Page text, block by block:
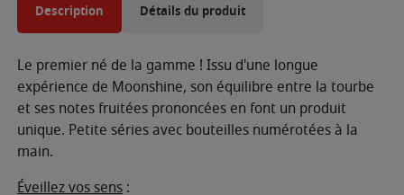
Description Détails du produit
Le premier né de la gamme ! Issu d'une longue
expérience de Moonshine, son équilibre entre la tourbe
et ses notes fruitées prononcées en font un produit
unique. Petite séries avec bouteilles numérotées à la
main.
Éveillez vos sens :